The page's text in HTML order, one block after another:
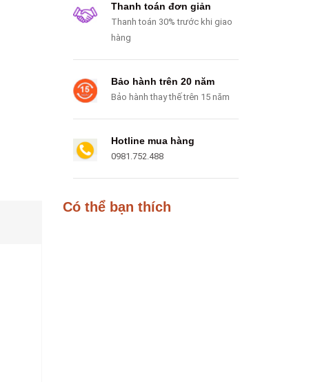
Thanh toán đơn giản
Thanh toán 30% trước khi giao
hàng
Bảo hành trên 20 năm
Bảo hành thay thế trên 15 năm
Hotline mua hàng
0981.752.488
Có thể bạn thích